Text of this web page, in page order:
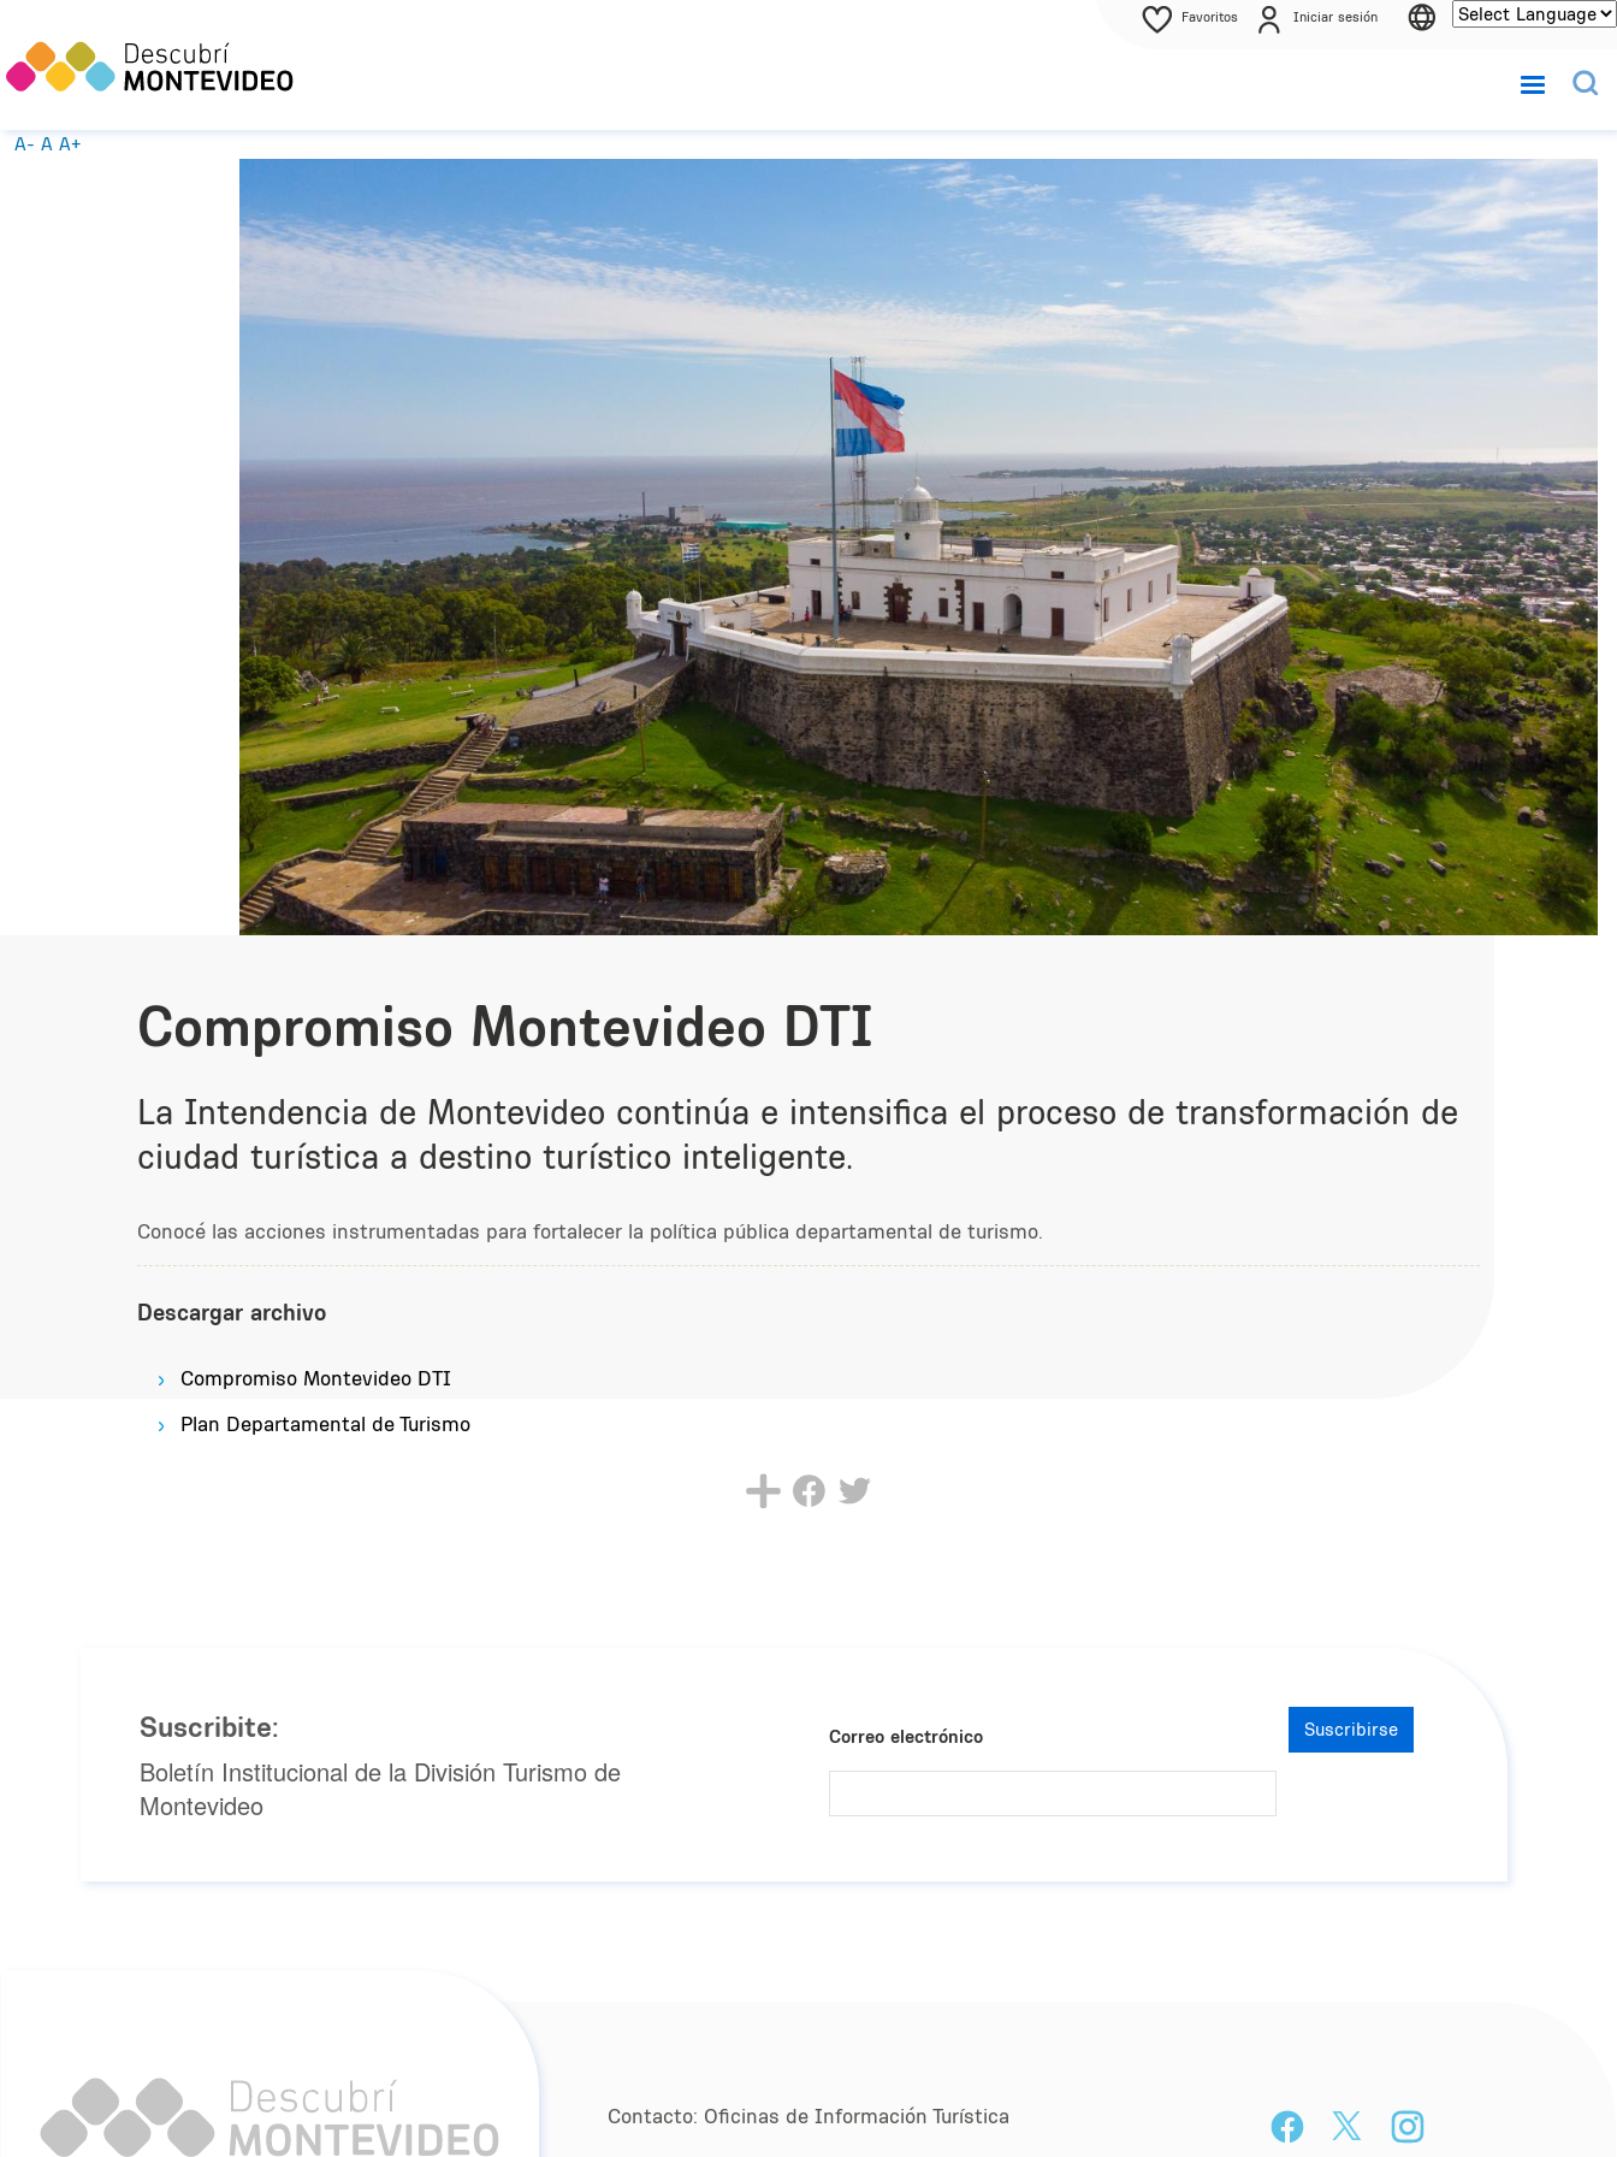
Favoritos Iniciar sesión
A- A A+
Compromiso Montevideo DTI
La Intendencia de Montevideo continúa e intensifica el proceso de transformación de
ciudad turística a destino turístico inteligente.
Conocé las acciones instrumentadas para fortalecer la política pública departamental de turismo.
Descargar archivo
Compromiso Montevideo DTI
Plan Departamental de Turismo
Suscribite:
Boletín Institucional de la División Turismo de
Montevideo
Correo electrónico Suscribirse
Contacto: Oﬁcinas de Información Turística